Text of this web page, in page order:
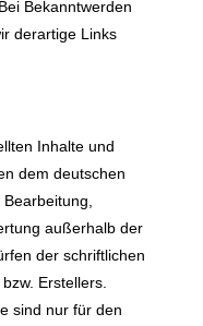
Bekanntwerden
derartige Links
Inhalte und
dem deutschen
außerhalb der
der schriftlichen
Erstellers.
sind nur für den